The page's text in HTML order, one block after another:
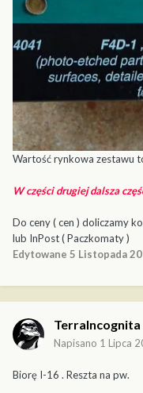
Wartość rynkowa zestawu
W części drugiej dalsza
Do ceny ( cen ) doliczamy
lub InPost ( Paczkomaty )
Edytowane 5 Listopada
TerraIncognita
Napisano 1 Lipca
Biorę I-16 . Reszta na pw.